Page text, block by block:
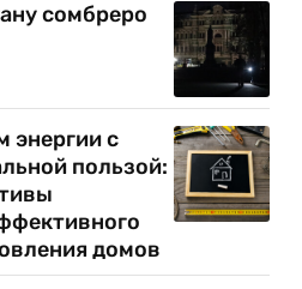
сомбреро
энергии с
пользой:
домов